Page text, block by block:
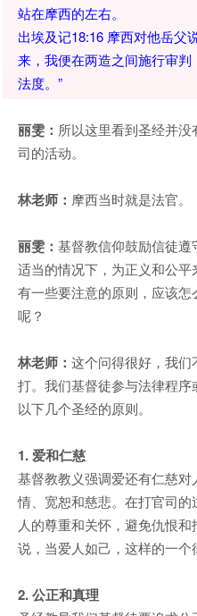
站在摩西的左右。
出埃及记18:16 摩西对他岳父
来，我便在两造之间施行审
法度。”
丽雯： 所以这里看到圣经并
司的活动。
林老师： 摩西当时就是法官。
丽雯： 基督教信仰鼓励信徒
适当的情况下，为正义和公
有一些要注意的原则，应该
呢？
林老师： 这个问得很好，我
打。我们基督徒参与法律程
以下几个圣经的原则。
1. 爱和仁慈
基督教教义强调爱还有仁慈
情、宽恕和慈悲。在打官司
人的尊重和关怀，避免仇恨
说，当爱人如己，这样的一个
2. 公正和真理